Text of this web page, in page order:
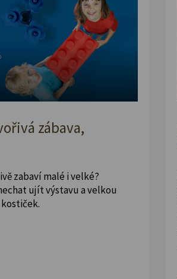
zábava,
zabaví malé i velké?
ujít výstavu a velkou